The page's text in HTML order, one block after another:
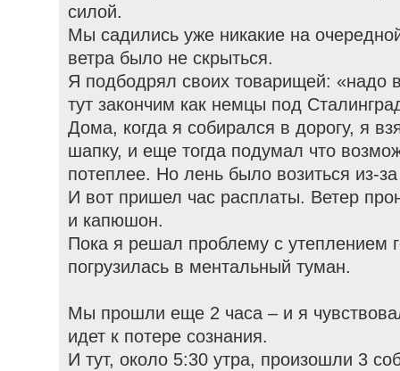
силой.
Мы садились уже никакие на
ветра было не скрыться.
Я подбодрял своих товарищей: «надо
тут закончим как немцы под
Дома, когда я собирался в дорогу, я
шапку, и еще тогда подумал что
потеплее. Но лень было возиться из-
И вот пришел час расплаты. Ветер
и капюшон.
Пока я решал проблему с утеплением
погрузилась в ментальный туман.
Мы прошли еще 2 часа – и я
идет к потере сознания.
И тут, около 5:30 утра, произошли 3